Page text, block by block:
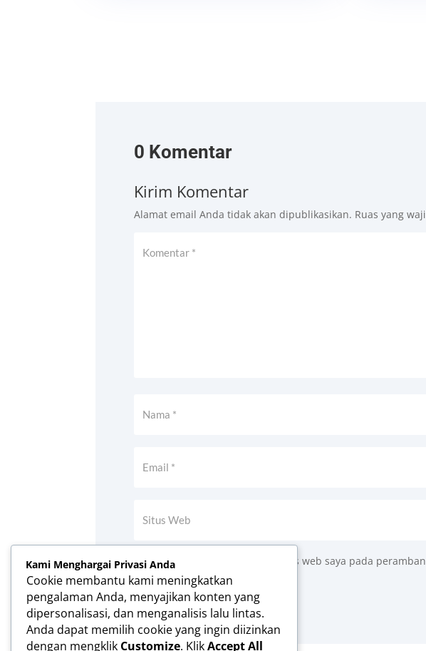
0 Komentar
Kirim Komentar
Alamat email Anda tidak akan dipublikasikan. Ruas yang
Simpan nama, email, dan situs web saya pada
Kirim Komentar
Kami Menghargai Privasi Anda
Cookie membantu kami meningkatkan
pengalaman Anda, menyajikan konten yang
dipersonalisasi, dan menganalisis lalu lintas.
Anda dapat memilih cookie yang ingin diizinkan
dengan mengklik Customize. KlikAccept All